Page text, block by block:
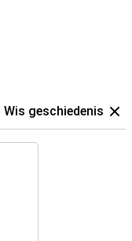
Wis geschiedenis